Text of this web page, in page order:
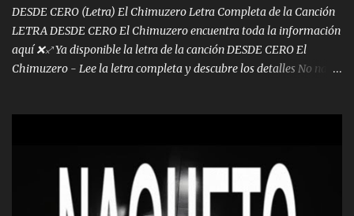
DESDE CERO (Letra) El Chimuzero Letra Completa de la Canción
LETRA DESDE CERO El Chimuzero encuentra toda la información
aquí ❌♐ Ya disponible la letra de la canción DESDE CERO El
Chimuzero - Lee la letra completa y descubre los detalles No nací
❌ www.elnorteduro.com ❌ Yo No limito los Sueños , si no existe
Uno pues Hallamos Modos , Si me caigo me Levanto, Aprendo Del
Error Y me sacudo El Lodo ❌ www.elnorteduro.com ❌ El Dinero